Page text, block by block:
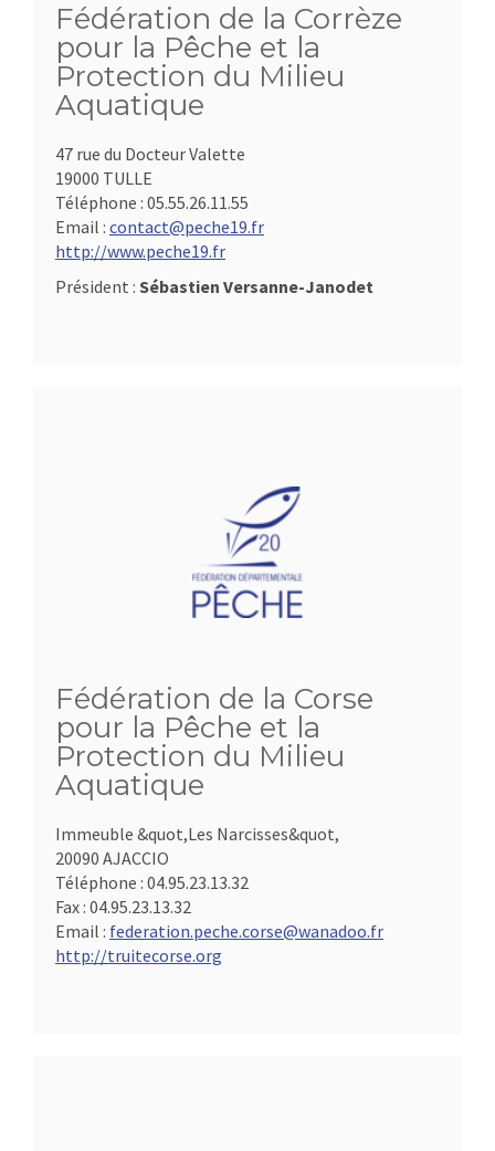
Fédération de la Corrèze
pour la Pêche et la
Protection du Milieu
Aquatique
47 rue du Docteur Valette
19000 TULLE
Téléphone : 05.55.26.11.55
Email : contact@peche19.fr
http://www.peche19.fr
Président : Sébastien Versanne-Janodet
Fédération de la Corse
pour la Pêche et la
Protection du Milieu
Aquatique
Immeuble &quot,Les Narcisses&quot,
20090 AJACCIO
Téléphone : 04.95.23.13.32
Fax : 04.95.23.13.32
Email : federation.peche.corse@wanadoo.fr
http://truitecorse.org